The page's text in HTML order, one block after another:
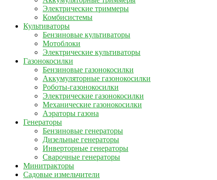
Электрические триммеры
Комбисистемы
Культиваторы
Бензиновые культиваторы
Мотоблоки
Электрические культиваторы
Газонокосилки
Бензиновые газонокосилки
Аккумуляторные газонокосилки
Роботы-газонокосилки
Электрические газонокосилки
Механические газонокосилки
Аэраторы газона
Генераторы
Бензиновые генераторы
Дизельные генераторы
Инверторные генераторы
Сварочные генераторы
Минитракторы
Садовые измельчители